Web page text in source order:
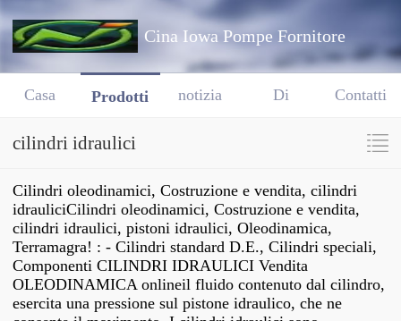
Cina Iowa Pompe Fornitore
Casa Prodotti notizia Di Contatti
cilindri idraulici
Cilindri oleodinamici, Costruzione e vendita, cilindri
idrauliciCilindri oleodinamici, Costruzione e vendita,
cilindri idraulici, pistoni idraulici, Oleodinamica,
Terramagra! : - Cilindri standard D.E., Cilindri speciali,
Componenti CILINDRI IDRAULICI Vendita
OLEODINAMICA onlineil fluido contenuto dal cilindro,
esercita una pressione sul pistone idraulico, che ne